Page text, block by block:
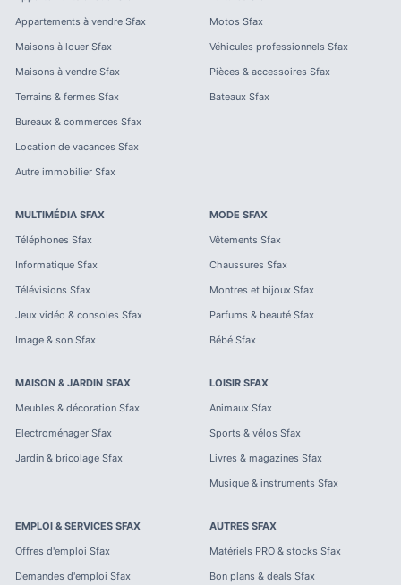
Appartements à vendre Sfax
Maisons à louer Sfax
Maisons à vendre Sfax
Terrains & fermes Sfax
Bureaux & commerces Sfax
Location de vacances Sfax
Autre immobilier Sfax
Motos Sfax
Véhicules professionnels Sfax
Pièces & accessoires Sfax
Bateaux Sfax
MULTIMÉDIA SFAX
Téléphones Sfax
Informatique Sfax
Télévisions Sfax
Jeux vidéo & consoles Sfax
Image & son Sfax
MODE SFAX
Vêtements Sfax
Chaussures Sfax
Montres et bijoux Sfax
Parfums & beauté Sfax
Bébé Sfax
MAISON & JARDIN SFAX
Meubles & décoration Sfax
Electroménager Sfax
Jardin & bricolage Sfax
LOISIR SFAX
Animaux Sfax
Sports & vélos Sfax
Livres & magazines Sfax
Musique & instruments Sfax
EMPLOI & SERVICES SFAX
Offres d'emploi Sfax
Demandes d'emploi Sfax
AUTRES SFAX
Matériels PRO & stocks Sfax
Bon plans & deals Sfax